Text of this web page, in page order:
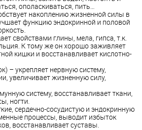
ополаскиваться, пить…
накоплению жизненной силы в
функцию эндокринной и половой
свойствами глины, мела, гипса, т.к.
К тому же он хорошо заживляет
кишки и восстанавливает кислотно-
– укрепляет нервную систему,
увеличивает жизненную силу,
систему, восстанавливает ткани,
ногти.
сердечно-сосудистую и эндокринную
процессы, выводит избыток
восстанавливает суставы.